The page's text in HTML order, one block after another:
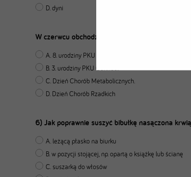
D. dyni
W czerwcu obchodziliśmy Światowy Dzień
A. 8. urodziny PKU Connect
B. 3. urodziny PKU Connect
C. Dzień Chorób Metabolicznych.
D. Dzień Chorób Rzadkich
6) Jak poprawnie suszyć bibułkę nasączona
A. leżącą płasko na biurku
B. w pozycji stojącej, np. opartą o książkę lub ścianę
C. suszarką do włosów